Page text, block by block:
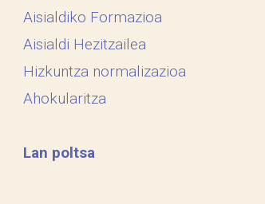
Aisialdiko Formazioa
Aisialdi Hezitzailea
Hizkuntza normalizazioa
Ahokularitza
Lan poltsa